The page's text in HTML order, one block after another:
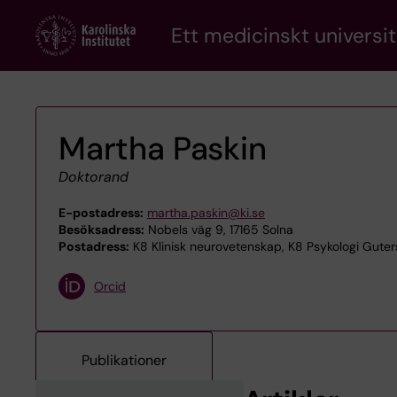
content
Ett medicinskt
Martha Paskin
Doktorand
E-postadress: martha.paskin@ki.se
Besöksadress: Nobels väg 9, 17165 Solna
Postadress: K8 Klinisk neurovetenskap, K8 Psykologi
Orcid
Publikationer